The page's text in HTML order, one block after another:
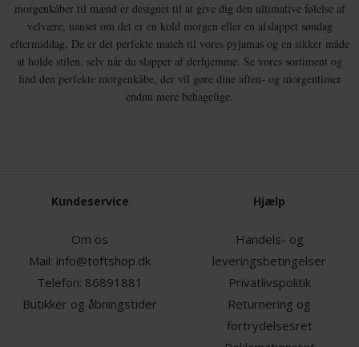
morgenkåber til mænd er designet til at give dig den ultimative følelse af
velvære, uanset om det er en kold morgen eller en afslappet søndag
eftermiddag. De er det perfekte match til vores pyjamas og en sikker måde
at holde stilen, selv når du slapper af derhjemme. Se vores sortiment og
find den perfekte morgenkåbe, der vil gøre dine aften- og morgentimer
endnu mere behagelige.
Kundeservice
Om os
Mail: info@toftshop.dk
Telefon: 86891881
Butikker og åbningstider
Hjælp
Handels- og
leveringsbetingelser
Privatlivspolitik
Returnering og
fortrydelsesret